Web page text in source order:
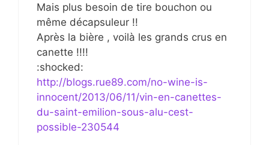
Mais plus besoin de tire bouchon ou
même décapsuleur !!
Après la bière , voilà les grands crus en
canette !!!!
:shocked:
http://blogs.rue89.com/no-wine-is-
innocent/2013/06/11/vin-en-canettes-
du-saint-emilion-sous-alu-cest-
possible-230544